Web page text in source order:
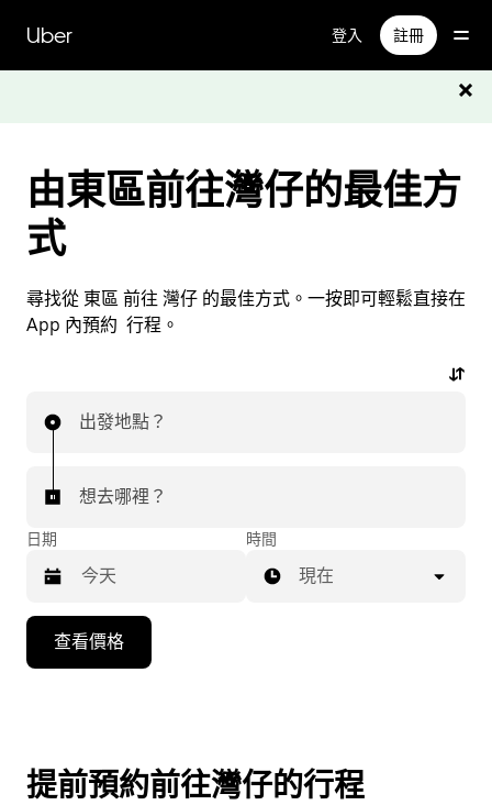
Uber 登入 註冊
由東區前往灣仔的最佳方
式
尋找從 東區 前往 灣仔 的最佳方式。一按即可輕鬆直接在
App 內預約 行程。
出發地點？
想去哪裡？
日期
下
咀
鍵，
時間
現在
查看價格
提前預約前往灣仔的行程